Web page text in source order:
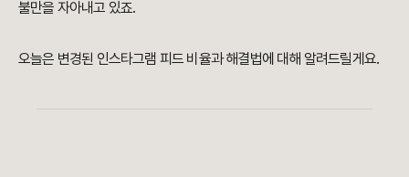
불만을 자아내고 있죠.
오늘은 변경된 인스타그램 피드 비율과 해결법에 대해 알려드릴게요.